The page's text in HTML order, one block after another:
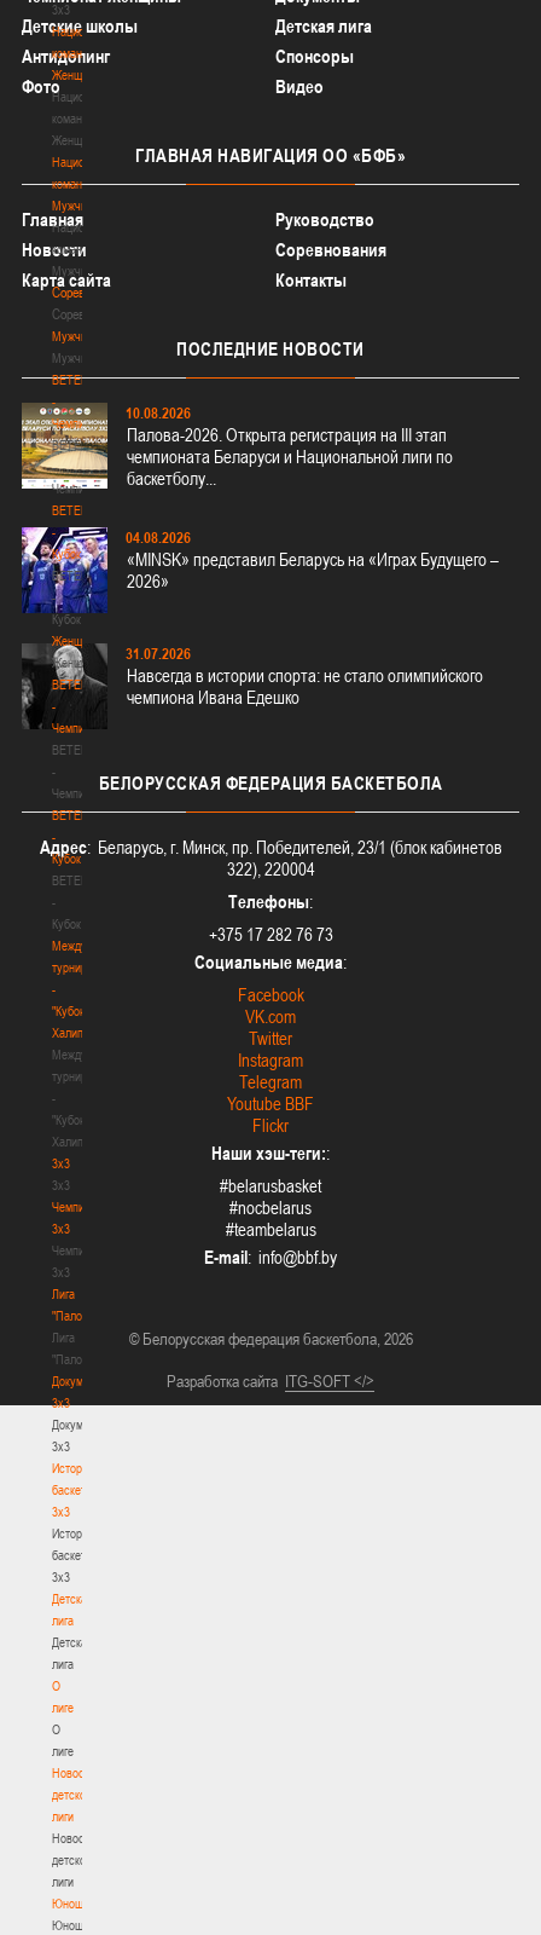
3х3
Национальная
команда.
Женщины
Национальная
команда.
Женщины
Национальная
команда.
Мужчины
Национальная
команда.
Мужчины
Соревнования
Соревнования
Мужчины
Мужчины
BETERA
-
Чемпионат
BETERA
-
Чемпионат
BETERA
-
Кубок
BETERA
-
Кубок
Женщины
Женщины
BETERA
-
Чемпионат
BETERA
-
Чемпионат
BETERA
-
Кубок
BETERA
-
Кубок
Международный
турнир
-
"Кубок
Халипского"
Международный
турнир
-
"Кубок
Халипского"
3x3
3x3
Чемпионат
3х3
Чемпионат
3х3
Лига
"Палова"
Лига
"Палова"
Документы
3х3
Документы
3х3
История
баскетбола
3х3
История
баскетбола
3х3
Детская
лига
Детская
лига
О
лиге
О
лиге
Новости
детской
лиги
Новости
детской
лиги
Юноши
Юноши
Детские школы
Детская лига
Антидопинг
Спонсоры
Фото
Видео
ГЛАВНАЯ НАВИГАЦИЯ ОО «БФБ»
Главная
Руководство
Новости
Соревнования
Карта сайта
Контакты
ПОСЛЕДНИЕ НОВОСТИ
10.08.2026
Палова-2026. Открыта регистрация на III этап
чемпионата Беларуси и Национальной лиги по
баскетболу...
04.08.2026
«MINSK» представил Беларусь на «Играх Будущего –
2026»
31.07.2026
Навсегда в истории спорта: не стало олимпийского
чемпиона Ивана Едешко
БЕЛОРУССКАЯ ФЕДЕРАЦИЯ БАСКЕТБОЛА
Адрес: Беларусь, г. Минск, пр. Победителей, 23/1 (блок кабинетов
322), 220004
Телефоны:
+375 17 282 76 73
Социальные медиа:
Facebook
VK.com
Twitter
Instagram
Telegram
Youtube BBF
Flickr
Наши хэш-теги::
#belarusbasket
#nocbelarus
#teambelarus
E-mail:
© Белорусская федерация баскетбола, 2026
Разработка сайта ITG-SOFT </>